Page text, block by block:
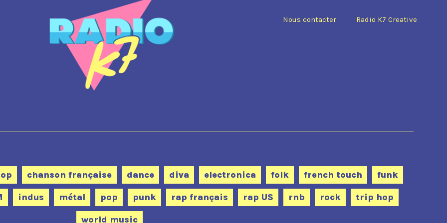
Nous contacter Radio K7 Creative
chanson française dance diva electronica folk french touch funk
indus métal pop punk rap français rap US rnb rock trip hop
world music